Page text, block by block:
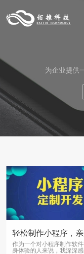
为企业提供
作为一个对小程序制作软
身体验的人来说，我深深感